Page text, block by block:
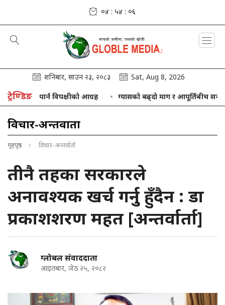
०४ : ५४ : ०७
शनिबार, साउन २३, २०८३ Sat, Aug 8, 2026
ट्रेण्डिङ
पार्न विपक्षीको आग्रह ग्यासको बढ्दो माग र आपूर्तिबीच सन्तुलन ल्याउन
विचार-अन्तर्वार्ता
गृहपृष्ठ विचार-अन्तर्वार्ता
तीनै तहका सरकारले
अनावश्यक खर्च गर्नु हुँदैन : डा
प्रकाशशरण महत [अन्तर्वार्ता]
ग्लोबल संवाददाता
आइतबार, जेठ २५, २०८२